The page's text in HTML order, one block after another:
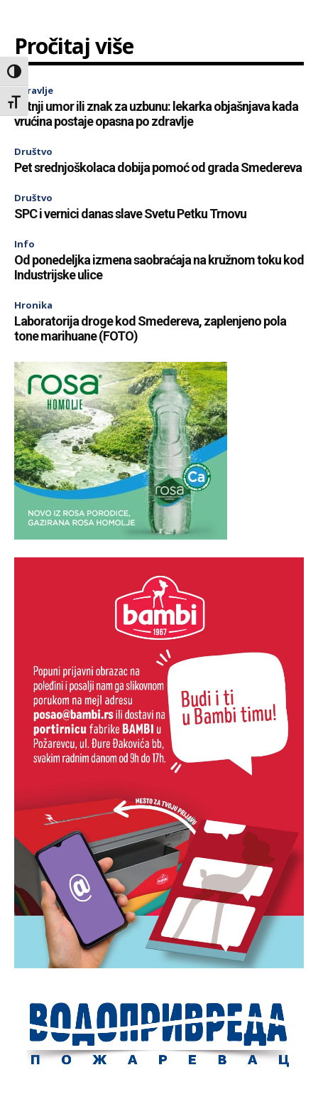
Toggle High Contrast
Toggle Font size
Pročitaj više
Zdravlje
Letnji umor ili znak za uzbunu: lekarka objašnjava kada
vrućina postaje opasna po zdravlje
Društvo
Pet srednjoškolaca dobija pomoć od grada Smedereva
Društvo
SPC i vernici danas slave Svetu Petku Trnovu
Info
Od ponedeljka izmena saobraćaja na kružnom toku kod
Industrijske ulice
Hronika
Laboratorija droge kod Smedereva, zaplenjeno pola
tone marihuane (FOTO)